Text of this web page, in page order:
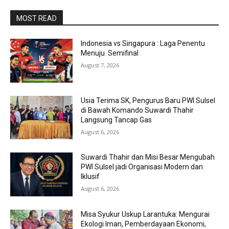
MOST READ
Indonesia vs Singapura : Laga Penentu
Menuju Semifinal
August 7, 2026
Usia Terima SK, Pengurus Baru PWI Sulsel
di Bawah Komando Suwardi Thahir
Langsung Tancap Gas
August 6, 2026
Suwardi Thahir dan Misi Besar Mengubah
PWI Sulsel jadi Organisasi Modern dan
Iklusif
August 6, 2026
Misa Syukur Uskup Larantuka: Mengurai
Ekologi Iman, Pemberdayaan Ekonomi,